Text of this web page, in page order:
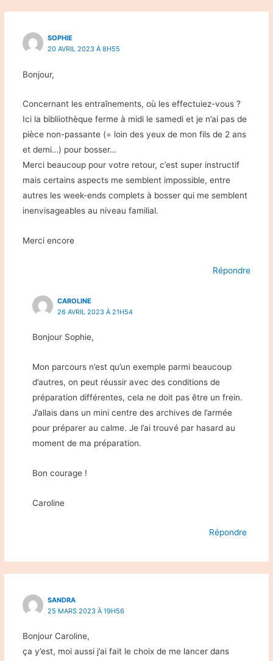
SOPHIE
20 AVRIL 2023 À 8H55
Bonjour,
Concernant les entraînements, où les effectuiez-vous ?
Ici la bibliiothèque ferme à midi le samedi et je n’ai pas de
pièce non-passante (= loin des yeux de mon fils de 2 ans
et demi…) pour bosser…
Merci beaucoup pour votre retour, c’est super instructif
mais certains aspects me semblent impossible, entre
autres les week-ends complets à bosser qui me semblent
inenvisageables au niveau familial.
Merci encore
Répondre
CAROLINE
26 AVRIL 2023 À 21H54
Bonjour Sophie,
Mon parcours n’est qu’un exemple parmi beaucoup
d’autres, on peut réussir avec des conditions de
préparation différentes, cela ne doit pas être un frein.
J’allais dans un mini centre des archives de l’armée
pour préparer au calme. Je l’ai trouvé par hasard au
moment de ma préparation.
Bon courage !
Caroline
Répondre
SANDRA
25 MARS 2023 À 19H56
Bonjour Caroline,
ça y’est, moi aussi j’ai fait le choix de me lancer dans